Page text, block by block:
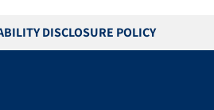
DISCLOSURE POLICY